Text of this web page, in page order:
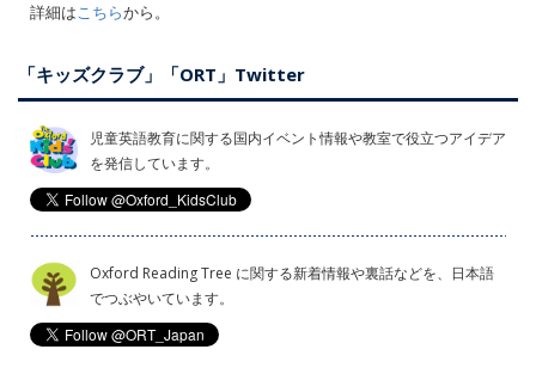
詳細はこちらから。
「キッズクラブ」「ORT」Twitter
児童英語教育に関する国内イベント情報や教室で役立つアイデア
を発信しています。
Oxford Reading Tree に関する新着情報や裏話などを、日本語
でつぶやいています。